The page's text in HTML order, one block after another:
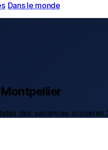
Dans le monde
des vacances